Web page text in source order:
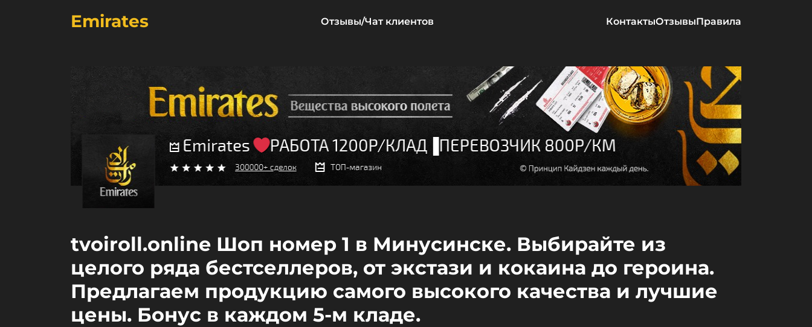
Emirates Отзывы/Чат клиентов КонтактыОтзывыПравила
tvoiroll.online Шоп номер 1 в Минусинске. Выбирайте из
целого ряда бестселлеров, от экстази и кокаина до героина.
Предлагаем продукцию самого высокого качества и лучшие
цены. Бонус в каждом 5-м кладе.